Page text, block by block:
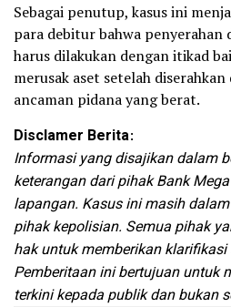
Sebagai penutup, kasus ini
para debitur bahwa penyerahan
harus dilakukan dengan itikad
merusak aset setelah
ancaman pidana yang berat.
Disclamer Berita:
Informasi yang disajikan dalam
keterangan dari pihak Bank
lapangan. Kasus ini masih
pihak kepolisian. Semua pihak
hak untuk memberikan
Pemberitaan ini bertujuan untuk
terkini kepada publik dan bukan